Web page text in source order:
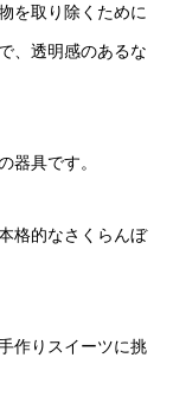
を取り除くために
、透明感のあるな
器具です。
格的なさくらんぼ
作りスイーツに挑